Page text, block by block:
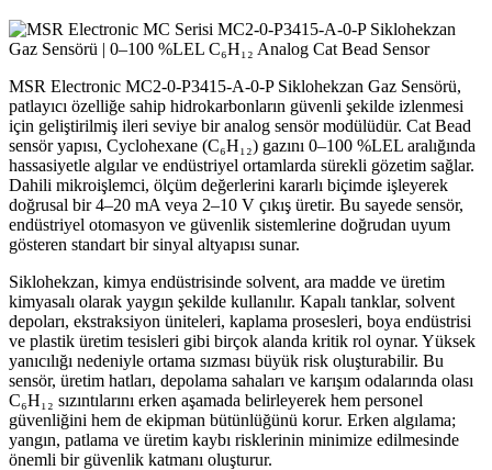
MSR Electronic MC2-0-P3415-A-0-P Siklohekzan Gaz Sensörü,
patlayıcı özelliğe sahip hidrokarbonların güvenli şekilde izlenmesi
için geliştirilmiş ileri seviye bir analog sensör modülüdür. Cat Bead
sensör yapısı, Cyclohexane (C₆H₁₂) gazını 0–100 %LEL aralığında
hassasiyetle algılar ve endüstriyel ortamlarda sürekli gözetim sağlar.
Dahili mikroişlemci, ölçüm değerlerini kararlı biçimde işleyerek
doğrusal bir 4–20 mA veya 2–10 V çıkış üretir. Bu sayede sensör,
endüstriyel otomasyon ve güvenlik sistemlerine doğrudan uyum
gösteren standart bir sinyal altyapısı sunar.
Siklohekzan, kimya endüstrisinde solvent, ara madde ve üretim
kimyasalı olarak yaygın şekilde kullanılır. Kapalı tanklar, solvent
depoları, ekstraksiyon üniteleri, kaplama prosesleri, boya endüstrisi
ve plastik üretim tesisleri gibi birçok alanda kritik rol oynar. Yüksek
yanıcılığı nedeniyle ortama sızması büyük risk oluşturabilir. Bu
sensör, üretim hatları, depolama sahaları ve karışım odalarında olası
C₆H₁₂ sızıntılarını erken aşamada belirleyerek hem personel
güvenliğini hem de ekipman bütünlüğünü korur. Erken algılama;
yangın, patlama ve üretim kaybı risklerinin minimize edilmesinde
önemli bir güvenlik katmanı oluşturur.